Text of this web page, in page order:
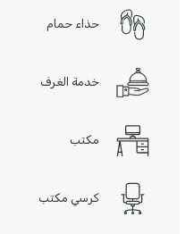
حذاء حمام
خدمة الغرف
مكتب
كرسي مكتب